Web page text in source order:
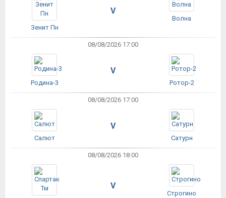
Зенит Пн
V
Волна
08/08/2026 17:00
Родина-3
V
Ротор-2
08/08/2026 17:00
Салют
V
Сатурн
08/08/2026 18:00
V
Строгино